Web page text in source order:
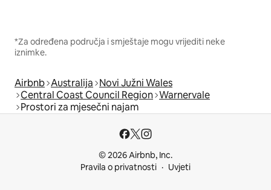
*Za određena područja i smještaje mogu vrijediti neke
iznimke.
Airbnb Australija Novi Južni Wales
Central Coast Council Region Warnervale
Prostori za mjesečni najam
© 2026 Airbnb, Inc.
Pravila o privatnosti
Uvjeti